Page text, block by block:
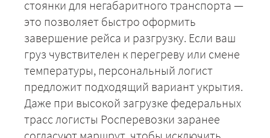
стоянки для негабаритного транспорта —
это позволяет быстро оформить
завершение рейса и разгрузку. Если ваш
груз чувствителен к перегреву или смене
температуры, персональный логист
предложит подходящий вариант укрытия.
Даже при высокой загрузке федеральных
трасс логисты Росперевозки заранее
ЗАКАЗАТЬ